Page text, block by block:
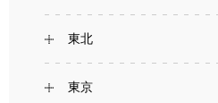
東北
東京